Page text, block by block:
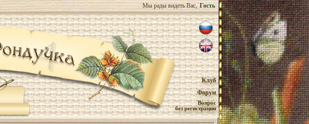
Мы рады видеть Вас, Гость
Клуб
Форум
Вопрос
без регистрации